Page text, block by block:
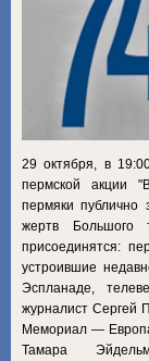
29 октября, в
пермской акции
пермяки публично
жертв Большого
присоединятся:
устроившие
Эспланаде,
журналист Сергей
Мемориал —
Тамара